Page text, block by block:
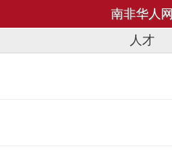
南非华人网
人才